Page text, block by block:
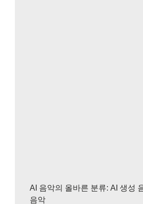
AI 음악의 올바른 분류: AI 생성
음악